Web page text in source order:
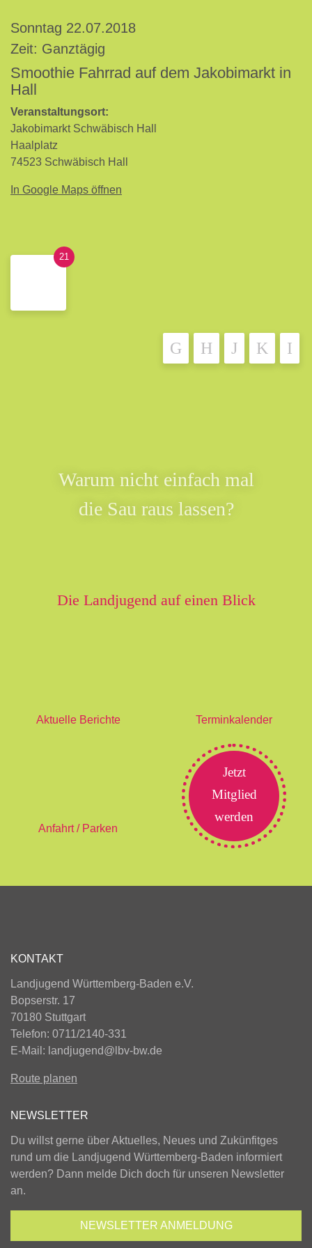
Sonntag 22.07.2018
Zeit: Ganztägig
Smoothie Fahrrad auf dem Jakobimarkt in
Hall
Veranstaltungsort:
Jakobimarkt Schwäbisch Hall
Haalplatz
74523 Schwäbisch Hall
In Google Maps öffnen
21
Warum nicht einfach mal
die Sau raus lassen?
Die Landjugend auf einen Blick
Aktuelle Berichte Terminkalender
Anfahrt / Parken
Jetzt
Mitglied
werden
KONTAKT
Landjugend Württemberg-Baden e.V.
Bopserstr. 17
70180 Stuttgart
Telefon: 0711/2140-331
E-Mail: landjugend@lbv-bw.de
Route planen
NEWSLETTER
Du willst gerne über Aktuelles, Neues und Zukünfitges
rund um die Landjugend Württemberg-Baden informiert
werden? Dann melde Dich doch für unseren Newsletter
an.
NEWSLETTER ANMELDUNG